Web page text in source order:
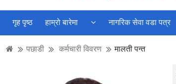
गृह पृष्ठ हाम्रो बारेमा नागरिक सेवा वडा पत्र
पछाडी कर्मचारी विवरण मालती पन्त